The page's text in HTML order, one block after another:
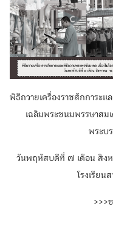
Search
for:
พิธีถวายเครื่องราชสักการะแ
เฉลิมพระชนมพรรษาสม
พระบ
วันพฤหัสบดีที่ ๗ เดือน สิง
โรงเรียน
>>>